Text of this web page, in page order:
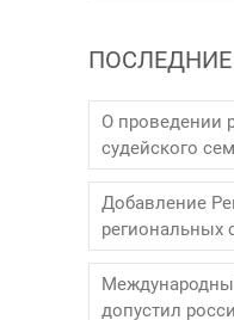
О проведении
судейского
Добавление
региональных
допустил